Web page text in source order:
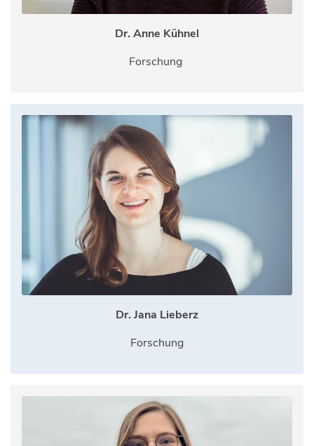
Dr. Anne Kühnel
Forschung
Dr. Jana Lieberz
Forschung